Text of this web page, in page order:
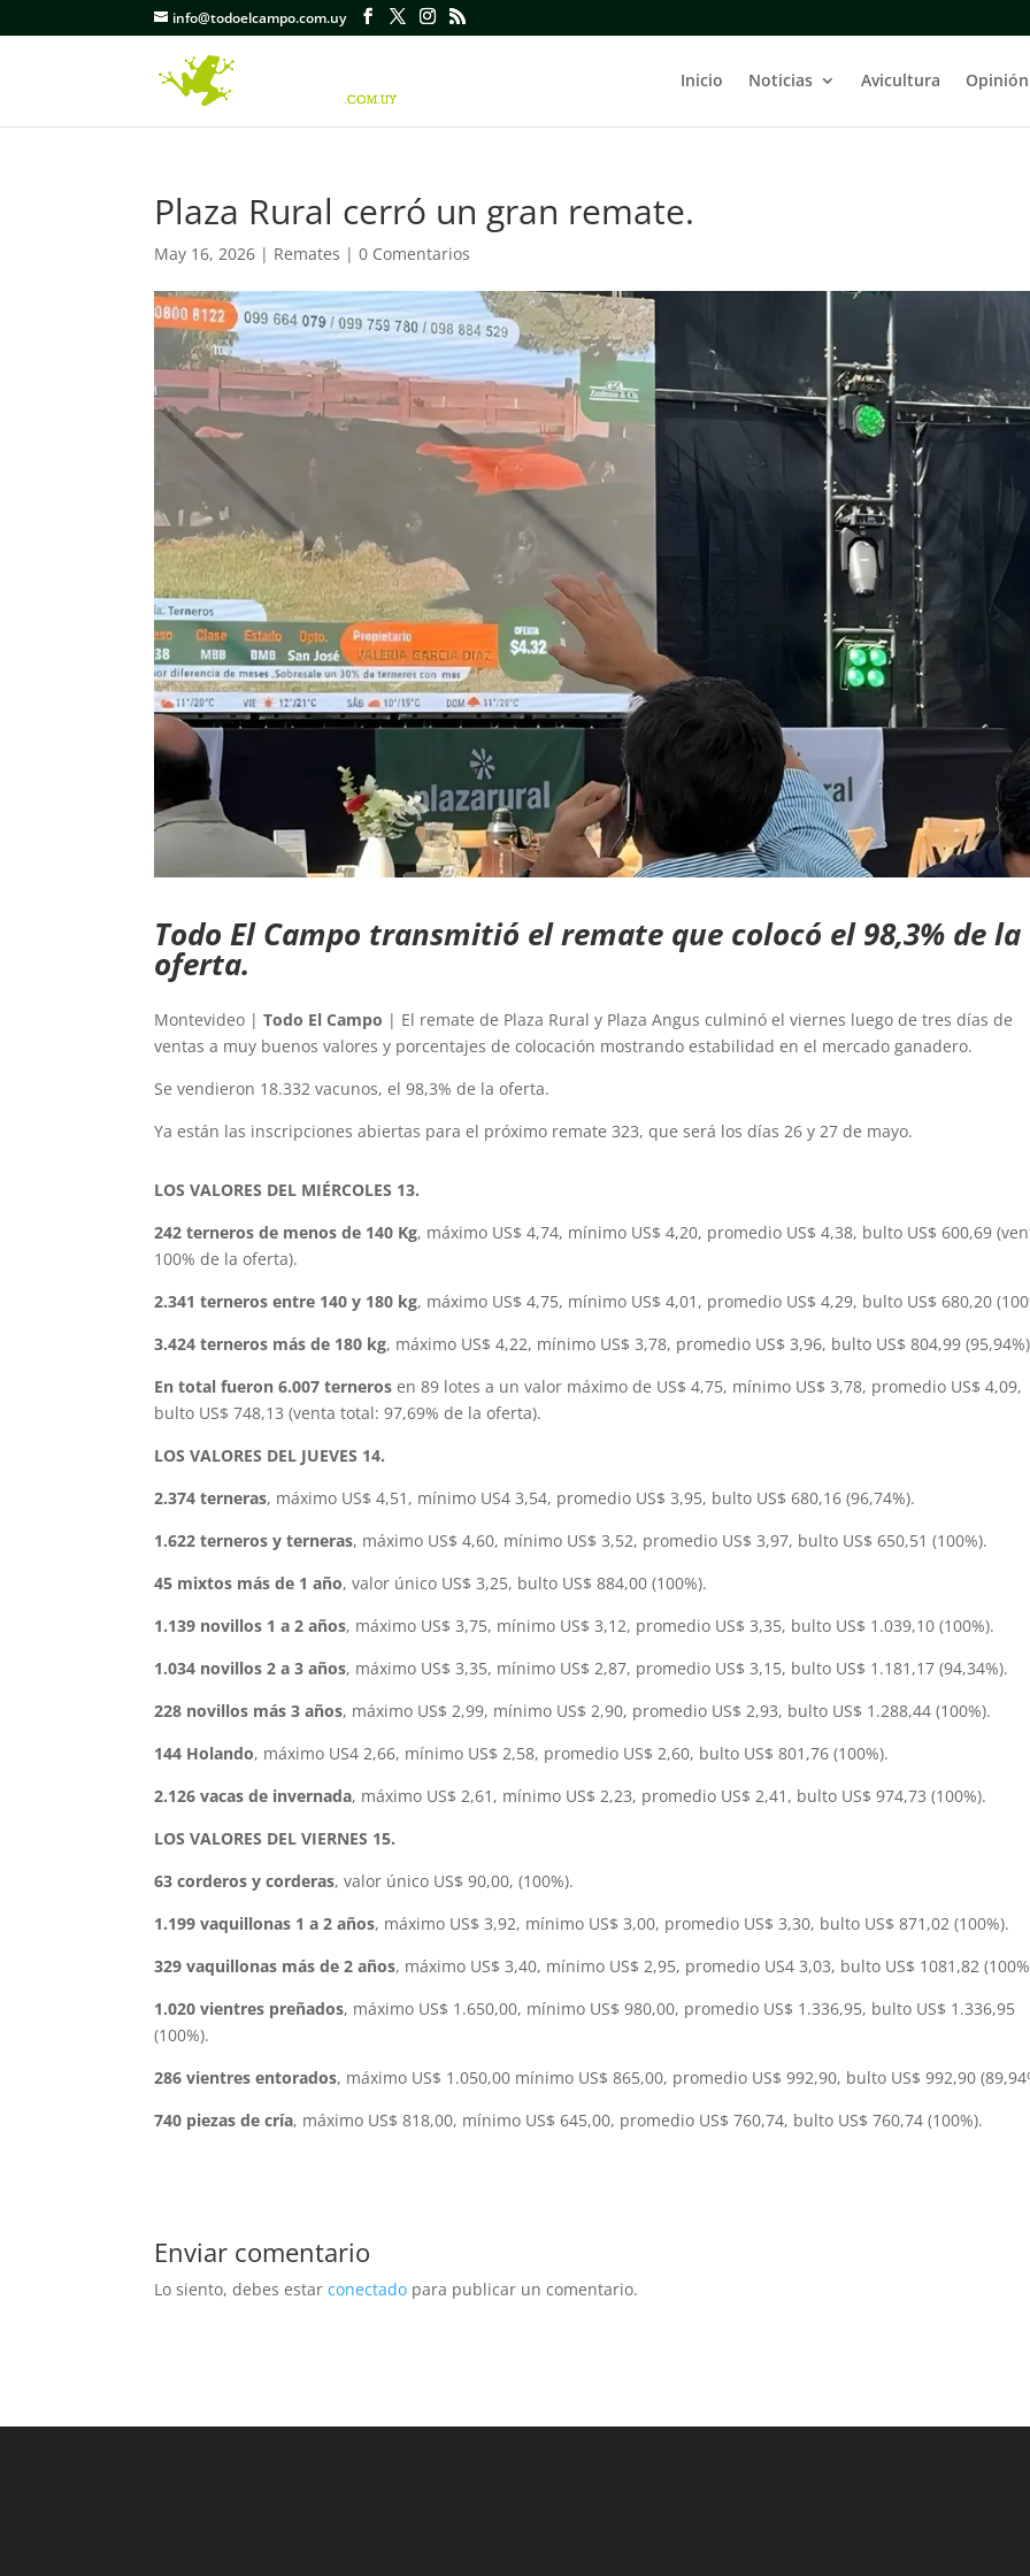
info@todoelcampo.com.uy
Inicio Noticias Avicultura Opinión
Plaza Rural cerró un gran remate.
May 16, 2026 | Remates |0 Comentarios
Todo El Campo transmitió el remate que colocó el 98,3% de la
oferta.
Montevideo |Todo El Campo | El remate de Plaza Rural y Plaza Angus culminó el viernes luego de tres días de
ventas a muy buenos valores y porcentajes de colocación mostrando estabilidad en el mercado ganadero.
Se vendieron 18.332 vacunos, el 98,3% de la oferta.
Ya están las inscripciones abiertas para el próximo remate 323, que será los días 26 y 27 de mayo.
LOS VALORES DEL MIÉRCOLES 13.
242 terneros de menos de 140 Kg, máximo US$ 4,74, mínimo US$ 4,20, promedio US$ 4,38, bulto US$ 600,69
100% de la oferta).
2.341 terneros entre 140 y 180 kg, máximo US$ 4,75, mínimo US$ 4,01, promedio US$ 4,29, bulto US$ 680,20
3.424 terneros más de 180 kg, máximo US$ 4,22, mínimo US$ 3,78, promedio US$ 3,96, bulto US$ 804,99
En total fueron 6.007 terneros en 89 lotes a un valor máximo de US$ 4,75, mínimo US$ 3,78, promedio US$ 4,09,
bulto US$ 748,13 (venta total: 97,69% de la oferta).
LOS VALORES DEL JUEVES 14.
2.374 terneras, máximo US$ 4,51, mínimo US4 3,54, promedio US$ 3,95, bulto US$ 680,16 (96,74%).
1.622 terneros y terneras, máximo US$ 4,60, mínimo US$ 3,52, promedio US$ 3,97, bulto US$ 650,51 (100%).
45 mixtos más de 1 año, valor único US$ 3,25, bulto US$ 884,00 (100%).
1.139 novillos 1 a 2 años, máximo US$ 3,75, mínimo US$ 3,12, promedio US$ 3,35, bulto US$ 1.039,10 (100%).
1.034 novillos 2 a 3 años, máximo US$ 3,35, mínimo US$ 2,87, promedio US$ 3,15, bulto US$ 1.181,17 (94,34%).
228 novillos más 3 años, máximo US$ 2,99, mínimo US$ 2,90, promedio US$ 2,93, bulto US$ 1.288,44 (100%).
144 Holando, máximo US4 2,66, mínimo US$ 2,58, promedio US$ 2,60, bulto US$ 801,76 (100%).
2.126 vacas de invernada, máximo US$ 2,61, mínimo US$ 2,23, promedio US$ 2,41, bulto US$ 974,73 (100%).
LOS VALORES DEL VIERNES 15.
63 corderos y corderas, valor único US$ 90,00, (100%).
1.199 vaquillonas 1 a 2 años, máximo US$ 3,92, mínimo US$ 3,00, promedio US$ 3,30, bulto US$ 871,02 (100%).
329 vaquillonas más de 2 años, máximo US$ 3,40, mínimo US$ 2,95, promedio US4 3,03, bulto US$ 1081,82
1.020 vientres preñados, máximo US$ 1.650,00, mínimo US$ 980,00, promedio US$ 1.336,95, bulto US$ 1.336,95
(100%).
286 vientres entorados, máximo US$ 1.050,00 mínimo US$ 865,00, promedio US$ 992,90, bulto US$ 992,90
740 piezas de cría, máximo US$ 818,00, mínimo US$ 645,00, promedio US$ 760,74, bulto US$ 760,74 (100%).
Enviar comentario
Lo siento, debes estarconectado para publicar un comentario.